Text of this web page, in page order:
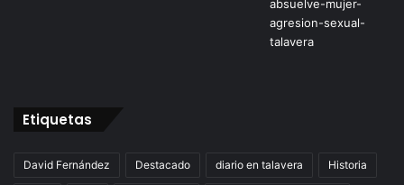
Etiquetas
David Fernández Destacado diario en talavera Historia